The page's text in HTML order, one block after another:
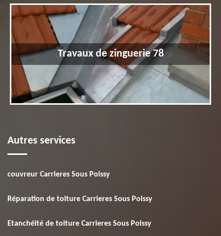
Travaux de zinguerie 78
Autres services
couvreur Carrieres Sous Poissy
Réparation de toiture Carrieres Sous Poissy
Etanchéité de toiture Carrieres Sous Poissy